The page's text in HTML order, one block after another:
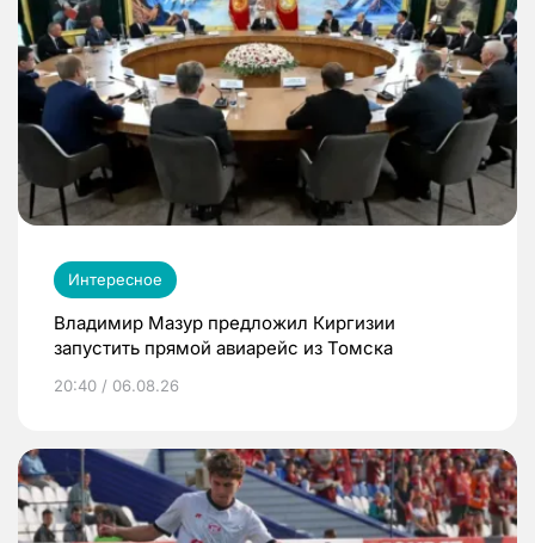
Интересное
Владимир Мазур предложил Киргизии
запустить прямой авиарейс из Томска
20:40 / 06.08.26